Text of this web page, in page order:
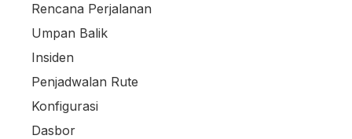
Rencana Perjalanan
Umpan Balik
Insiden
Penjadwalan Rute
Konfigurasi
Dasbor